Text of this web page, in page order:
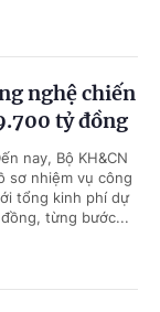
nghệ chiến
tỷ đồng
nay, Bộ KH&CN
sơ nhiệm vụ công
tổng kinh phí dự
từng bước...